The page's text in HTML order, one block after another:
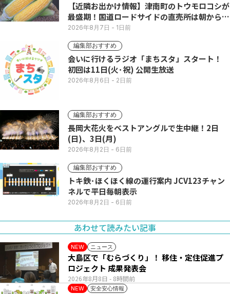
【近隣お出かけ情報】津南町のトウモロコシが
最盛期！国道ロードサイドの直売所は朝から長
い列
2026年8月7日 - 1日前
編集部おすすめ
会いに行けるラジオ「まちスタ」スタート！
初回は11日(火･祝) 公開生放送
2026年8月6日 - 2日前
編集部おすすめ
長岡大花火をベストアングルで生中継！2日
(日)、3日(月)
2026年8月2日 - 6日前
編集部おすすめ
トキ鉄･ほくほく線の運行案内 JCV123チャン
ネルで平日毎朝表示
2026年8月2日 - 6日前
あわせて読みたい記事
NEW ニュース
2026年8月8日 - 8時間前
大島区で「むらづくり」！ 移住・定住促進プ
ロジェクト 成果発表会
NEW 安全安心情報